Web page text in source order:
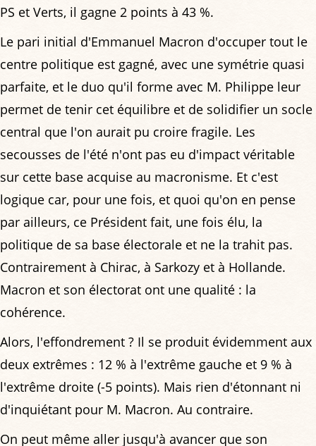
PS et Verts, il gagne 2 points à 43 %.
Le pari initial d'Emmanuel Macron d'occuper tout le
centre politique est gagné, avec une symétrie quasi
parfaite, et le duo qu'il forme avec M. Philippe leur
permet de tenir cet équilibre et de solidifier un socle
central que l'on aurait pu croire fragile. Les
secousses de l'été n'ont pas eu d'impact véritable
sur cette base acquise au macronisme. Et c'est
logique car, pour une fois, et quoi qu'on en pense
par ailleurs, ce Président fait, une fois élu, la
politique de sa base électorale et ne la trahit pas.
Contrairement à Chirac, à Sarkozy et à Hollande.
Macron et son électorat ont une qualité : la
cohérence.
Alors, l'effondrement ? Il se produit évidemment aux
deux extrêmes : 12 % à l'extrême gauche et 9 % à
l'extrême droite (-5 points). Mais rien d'étonnant ni
d'inquiétant pour M. Macron. Au contraire.
On peut même aller jusqu'à avancer que son